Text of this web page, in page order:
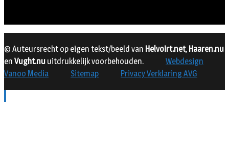
© Auteursrecht op eigen tekst/beeld van Helvoirt.net, Haaren.nu
en Vught.nu uitdrukkelijk voorbehouden.
Webdesign
Vanoo Media
Sitemap Privacy Verklaring AVG